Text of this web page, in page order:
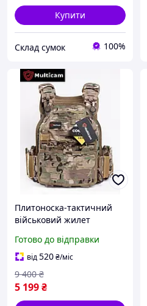
Купити
Склад сумок 100%
Плитоноска-тактичний
військовий жилет
бронежилет ТМ
MULTICAM X650 колір
мультикам, MOLLE,
Cordura 1000D,
Готово до відправки
від520₴/міс
5 199₴
9 400 ₴